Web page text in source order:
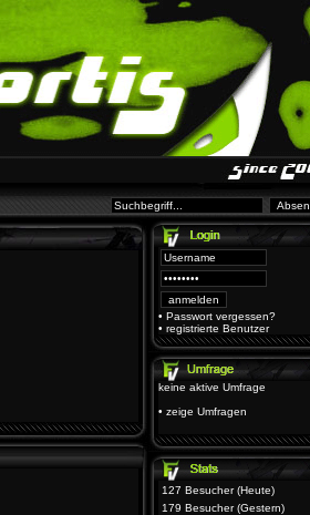
• Passwort vergessen?
• registrierte Benutzer
keine aktive Umfrage
• zeige Umfragen
127 Besucher (Heute)
179 Besucher (Gestern)